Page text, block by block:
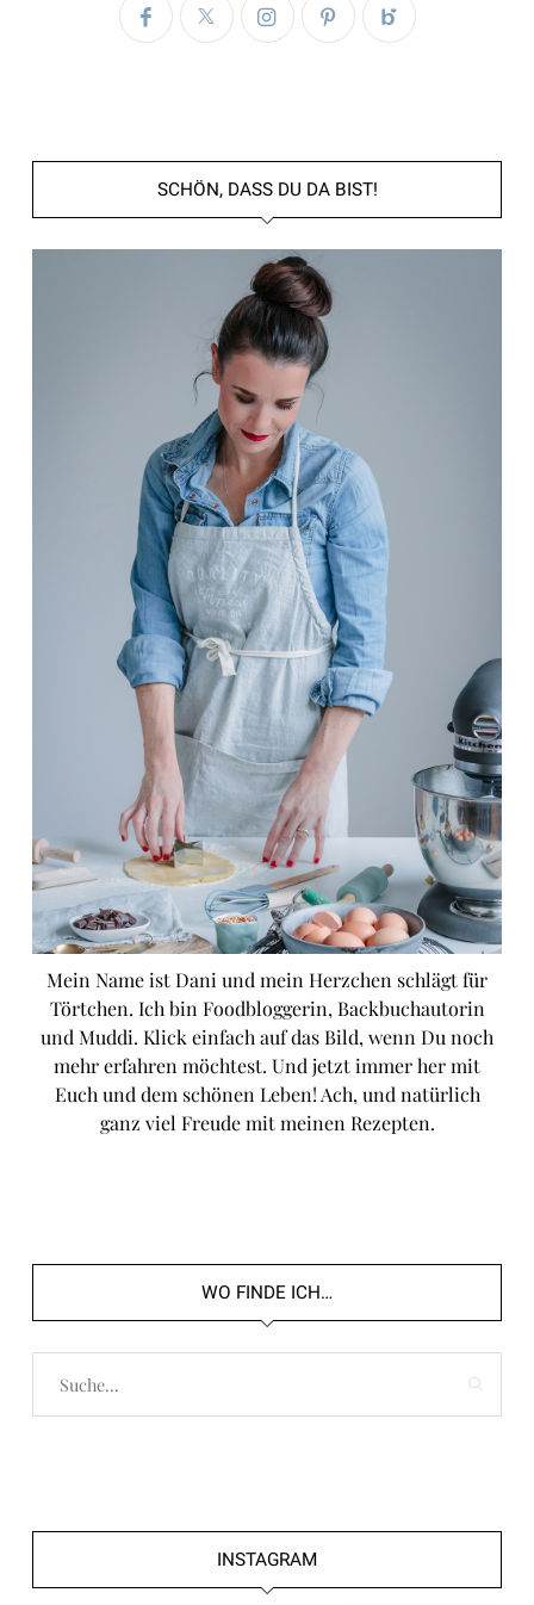
SCHÖN, DASS DU DA BIST!
Mein Name ist Dani und mein Herzchen schlägt für
Törtchen. Ich bin Foodbloggerin, Backbuchautorin
und Muddi. Klick einfach auf das Bild, wenn Du noch
mehr erfahren möchtest. Und jetzt immer her mit
Euch und dem schönen Leben! Ach, und natürlich
ganz viel Freude mit meinen Rezepten.
WO FINDE ICH…
INSTAGRAM